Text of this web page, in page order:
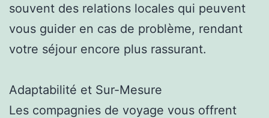
souvent des relations locales qui peuvent
vous guider en cas de problème, rendant
votre séjour encore plus rassurant.
Adaptabilité et Sur-Mesure
Les compagnies de voyage vous offrent